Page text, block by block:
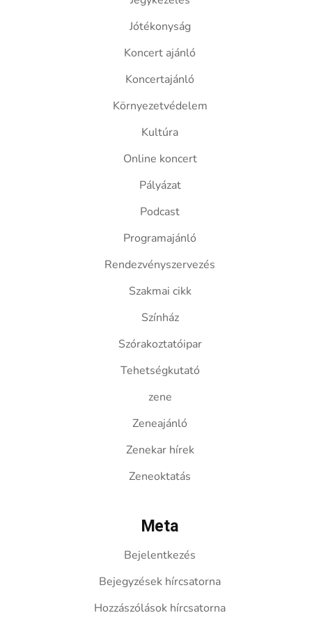
Jótékonyság
Koncert ajánló
Koncertajánló
Környezetvédelem
Kultúra
Online koncert
Pályázat
Podcast
Programajánló
Rendezvényszervezés
Szakmai cikk
Színház
Szórakoztatóipar
Tehetségkutató
zene
Zeneajánló
Zenekar hírek
Zeneoktatás
Meta
Bejelentkezés
Bejegyzések hírcsatorna
Hozzászólások hírcsatorna